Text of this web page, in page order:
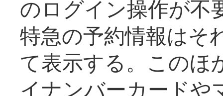
のログイン操作が不
特急の予約情報はそ
て表示する。このほ
イナンバーカードや